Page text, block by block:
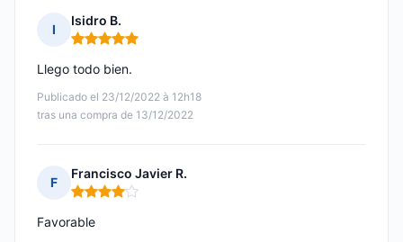
I
Isidro B.
Nota: 5 de 5
Publicado el 23/12/2022 à 12h18
tras una compra de 13/12/2022
Llego todo bien.
F
Francisco Javier R.
Nota: 4 de 5
Favorable